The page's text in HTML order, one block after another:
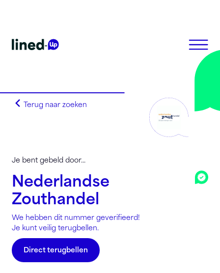
Terug naar zoeken
Je bent gebeld door...
Nederlandse
Zouthandel
We hebben dit nummer geverifieerd!
Je kunt veilig terugbellen.
Direct terugbellen
Homepagina
Lined-Up Business
Tarieven
Stel je vragen
Registreren